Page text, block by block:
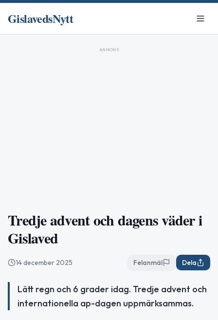
GislavedsNytt
ANNONS
Tredje advent och dagens väder i
Gislaved
14 december 2025 Felanmäl Dela
Lätt regn och 6 grader idag. Tredje advent och
internationella ap-dagen uppmärksammas.